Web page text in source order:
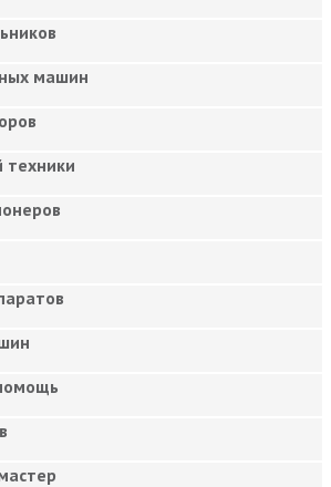
машин
техники